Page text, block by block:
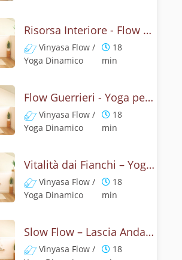
Risorsa Interiore - Flow Addominali
Vinyasa Flow /
Yoga Dinamico
18
min
Flow Guerrieri - Yoga per le Anche
Vinyasa Flow /
Yoga Dinamico
18
min
Vitalità dai Fianchi – Yoga Flow
Vinyasa Flow /
Yoga Dinamico
18
min
Slow Flow – Lascia Andare le Tensioni
Vinyasa Flow /
18